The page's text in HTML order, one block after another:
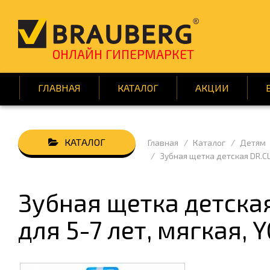
ОНЛАЙН ГИПЕРМАРКЕТ
ГЛАВНАЯ КАТАЛОГ АКЦИИ
АВТОТОВАРЫ
ДОМ И САД
ИГРЫ
КНИГИ
ПОДАРКИ И ПРАЗДНИК
СРЕДСТВА ИНДИВИД. ЗАЩИТЫ
Главная Каталог Детям
Зубная щетка детская
Зубная щетка
для 5-7 лет, мягкая,